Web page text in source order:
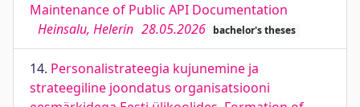
Maintenance of Public API Documentation
Heinsalu, Helerin 28.05.2026 bachelor's theses
14. Personalistrateegia kujunemine ja
strateegiline joondatus organisatsiooni